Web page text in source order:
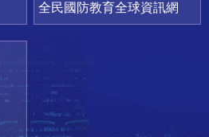
全民國防教育全球資訊網